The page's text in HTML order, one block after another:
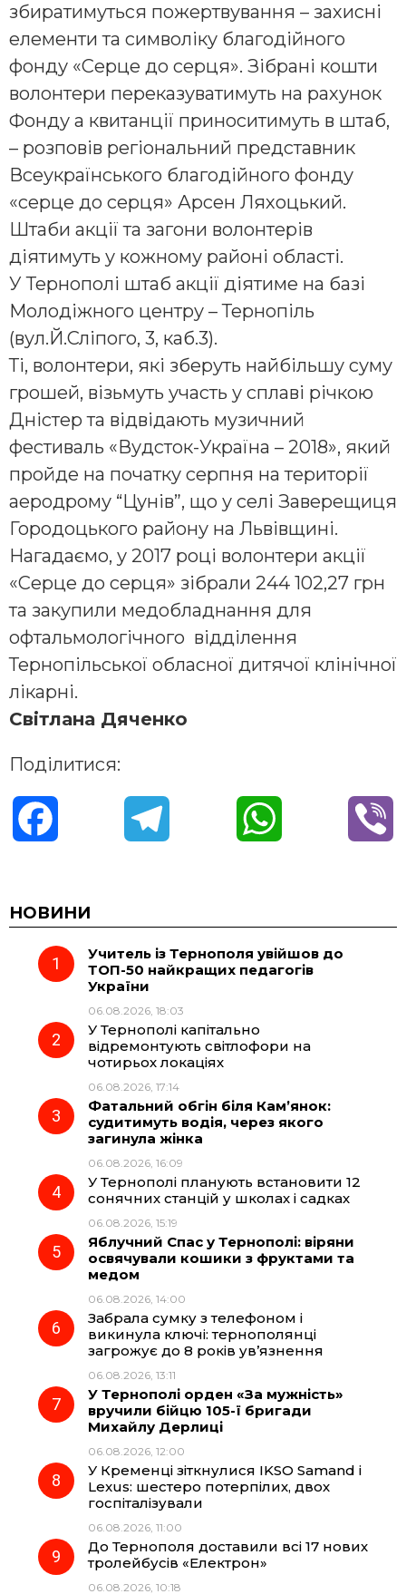
збиратимуться пожертвування – захисні
елементи та символіку благодійного
фонду «Серце до серця». Зібрані кошти
волонтери переказуватимуть на рахунок
Фонду а квитанції приноситимуть в штаб,
– розповів регіональний представник
Всеукраїнського благодійного фонду
«серце до серця» Арсен Ляхоцький.
Штаби акції та загони волонтерів
діятимуть у кожному районі області.
У Тернополі штаб акції діятиме на базі
Молодіжного центру – Тернопіль
(вул.Й.Сліпого, 3, каб.3).
Ті, волонтери, які зберуть найбільшу суму
грошей, візьмуть участь у сплаві річкою
Дністер та відвідають музичний
фестиваль «Вудсток-Україна – 2018», який
пройде на початку серпня на території
аеродрому “Цунів”, що у селі Заверещиця
Городоцького району на Львівщині.
Нагадаємо, у 2017 році волонтери акції
«Серце до серця» зібрали 244 102,27 грн
та закупили медобладнання для
офтальмологічного відділення
Тернопільської обласної дитячої клінічної
лікарні.
Світлана Дяченко
Поділитися:
c
e
o
k
e
r
a
m
t
A
НОВИНИ
Учитель із Тернополя увійшов до
ТОП-50 найкращих педагогів
України
06.08.2026, 18:03
У Тернополі капітально
відремонтують світлофори на
чотирьох локаціях
06.08.2026, 17:14
Фатальний обгін біля Кам’янок:
судитимуть водія, через якого
загинула жінка
06.08.2026, 16:09
У Тернополі планують встановити 12
сонячних станцій у школах і садках
06.08.2026, 15:19
Яблучний Спас у Тернополі: віряни
освячували кошики з фруктами та
медом
06.08.2026, 14:00
Забрала сумку з телефоном і
викинула ключі: тернополянці
загрожує до 8 років ув’язнення
06.08.2026, 13:11
У Тернополі орден «За мужність»
вручили бійцю 105-ї бригади
Михайлу Дерлиці
06.08.2026, 12:00
У Кременці зіткнулися IKSO Samand і
Lexus: шестеро потерпілих, двох
госпіталізували
06.08.2026, 11:00
До Тернополя доставили всі 17 нових
тролейбусів «Електрон»
06.08.2026, 10:18